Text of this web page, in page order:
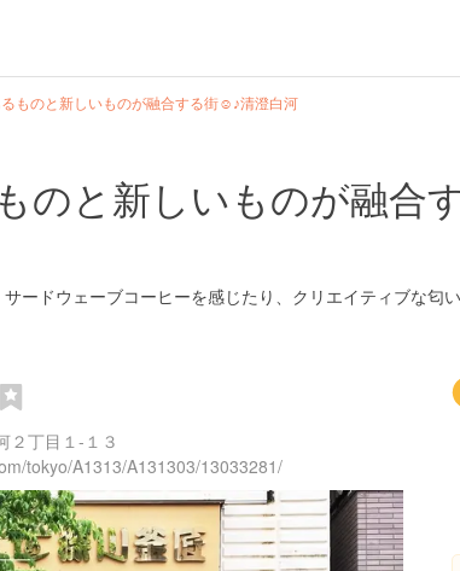
ものと新しいものが融合する街☺︎♪清澄白河
のと新しいものが融合
ードウェーブコーヒーを感じたり、クリエイティブな匂
２丁目１-１３
tokyo/A1313/A131303/13033281/